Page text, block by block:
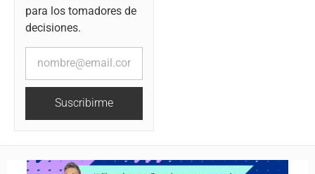
para los tomadores de
decisiones.
Suscribirme